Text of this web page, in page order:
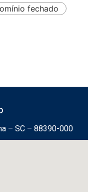
fechado
– SC – 88390-000